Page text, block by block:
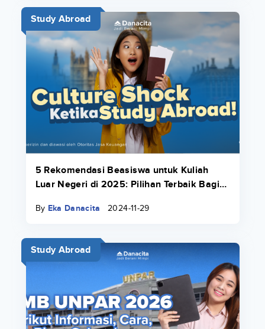
Study Abroad
5 Rekomendasi Beasiswa untuk Kuliah
Luar Negeri di 2025: Pilihan Terbaik Bagi
By Eka Danacita 2024-11-29
Study Abroad